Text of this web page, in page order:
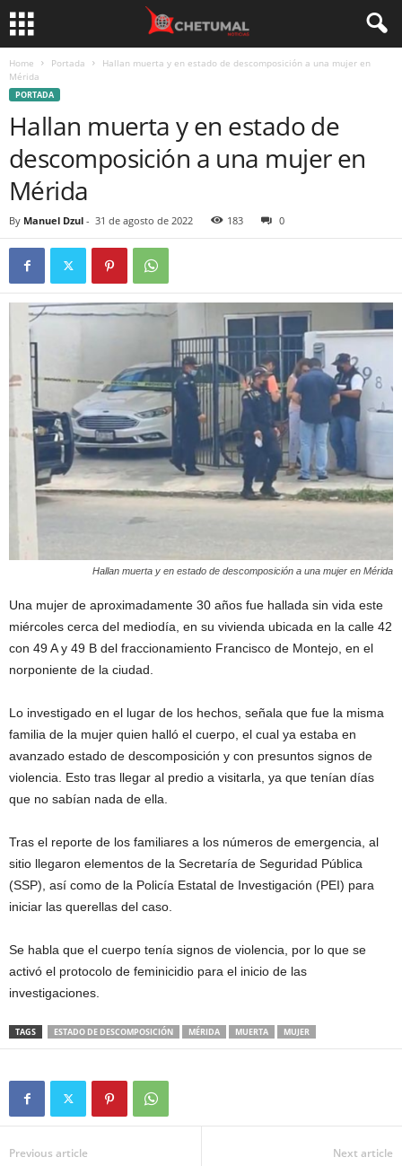
Home Portada
Hallan muerta y en estado de descomposición a una mujer en
Mérida
PORTADA
Hallan muerta y en estado de
descomposición a una mujer en
Mérida
By Manuel Dzul - 31 de agosto de 2022 183 0
Hallan muerta y en estado de descomposición a una mujer en Mérida
Una mujer de aproximadamente 30 años fue hallada sin vida este
miércoles cerca del mediodía, en su vivienda ubicada en la calle 42
con 49 A y 49 B del fraccionamiento Francisco de Montejo, en el
norponiente de la ciudad.
Lo investigado en el lugar de los hechos, señala que fue la misma
familia de la mujer quien halló el cuerpo, el cual ya estaba en
avanzado estado de descomposición y con presuntos signos de
violencia. Esto tras llegar al predio a visitarla, ya que tenían días
que no sabían nada de ella.
Tras el reporte de los familiares a los números de emergencia, al
sitio llegaron elementos de la Secretaría de Seguridad Pública
(SSP), así como de la Policía Estatal de Investigación (PEI) para
iniciar las querellas del caso.
Se habla que el cuerpo tenía signos de violencia, por lo que se
activó el protocolo de feminicidio para el inicio de las
investigaciones.
TAGS ESTADO DE DESCOMPOSICIÓN MÉRIDA MUERTA MUJER
Previous article Next article